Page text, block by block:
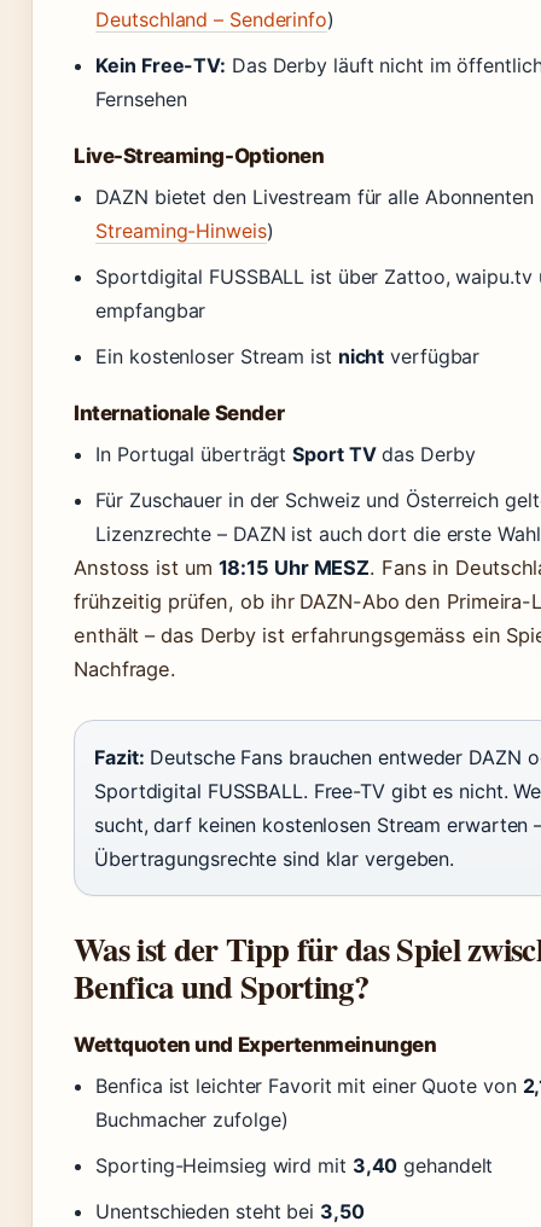
Deutschland – Senderinfo)
Kein Free-TV: Das Derby läuft nicht im
Fernsehen
Live-Streaming-Optionen
DAZN bietet den Livestream für alle Abonnenten
Streaming-Hinweis)
Sportdigital FUSSBALL ist über Zattoo, waipu.tv
empfangbar
Ein kostenloser Stream ist nicht verfügbar
Internationale Sender
In Portugal überträgtSport TVdas Derby
Für Zuschauer in der Schweiz und Österreich
Lizenzrechte – DAZN ist auch dort die erste Wahl
Anstoss ist um 18:15 Uhr MESZ. Fans in
frühzeitig prüfen, ob ihr DAZN-Abo den Primeira-
enthält – das Derby ist erfahrungsgemäss ein
Nachfrage.
Fazit: Deutsche Fans brauchen entweder DAZN
Sportdigital FUSSBALL. Free-TV gibt es nicht.
sucht, darf keinen kostenlosen Stream erwarten
Übertragungsrechte sind klar vergeben.
Was ist der Tipp für das Spiel
Benfica und Sporting?
Wettquoten und Expertenmeinungen
Benfica ist leichter Favorit mit einer Quote von
Buchmacher zufolge)
Sporting-Heimsieg wird mit 3,40 gehandelt
Unentschieden steht bei 3,50